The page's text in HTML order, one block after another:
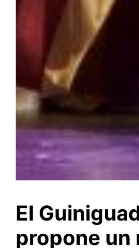
El
propone un